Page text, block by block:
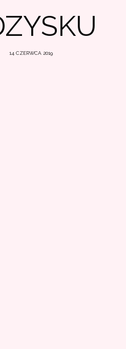
14 CZERWCA 2019